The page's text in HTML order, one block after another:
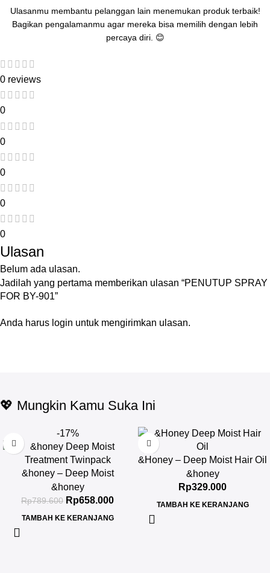
Ulasanmu membantu pelanggan lain menemukan produk terbaik!
Bagikan pengalamanmu agar mereka bisa memilih dengan lebih
percaya diri. 😊
0 reviews
0
0
0
0
0
Ulasan
Belum ada ulasan.
Jadilah yang pertama memberikan ulasan “PENUTUP SPRAY
FOR BY-901”
Anda harus login untuk mengirimkan ulasan.
💖 Mungkin Kamu Suka Ini
-17%
&honey – Deep Moist
Treatment 445 g Twinpack
&honey
Rp789.600 Rp658.000
TAMBAH KE KERANJANG
&Honey – Deep Moist Hair Oil
3.0 100ml
&honey
Rp329.000
TAMBAH KE KERANJANG